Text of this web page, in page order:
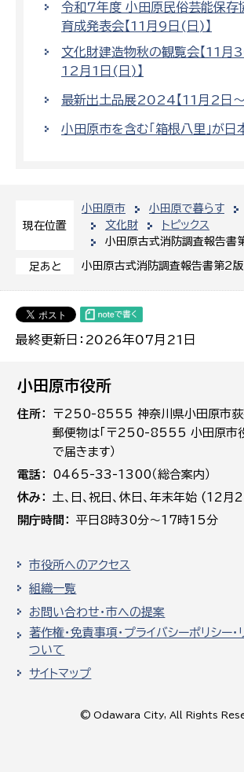
現在位置
小田原市 小田原で暮らす
文化財
トピックス
小田原古式消防調査報告書
足あと 小田原古式消防調査報告書第2
最終更新日：2026年07月21日
令和7年度 小田原民俗芸能保存
育成発表会【11月9日(日)】
文化財建造物秋の観覧会【11月
12月1日(日)】
最新出土品展2024【11月2日
小田原市を含む「箱根八里」が日
小田原市役所
住所
〒250-8555 神奈川県小田原市
郵便物は「〒250-8555 小田原市役
で届きます）
電話
0465-33-1300（総合案内）
休み
土､日､祝日、休日、年末年始 (12
開庁時間
平日8時30分～17時15分
市役所へのアクセス
組織一覧
お問い合わせ・市への提案
著作権・免責事項・プライバシーポリシー・
ついて
サイトマップ
© Odawara City, All Rights